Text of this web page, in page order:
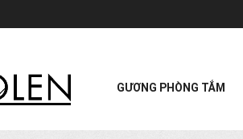
GƯƠNG PHÒNG TẮM